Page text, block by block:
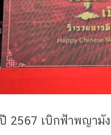
2567 เบิกฟ้าพญามั